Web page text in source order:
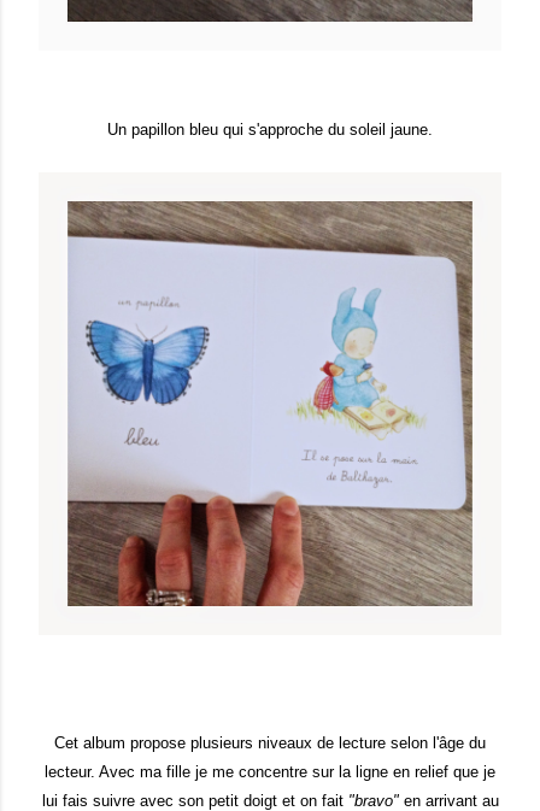
Un papillon bleu qui s'approche du soleil jaune.
Cet album propose plusieurs niveaux de lecture selon l'âge du
lecteur. Avec ma fille je me concentre sur la ligne en relief que je
lui fais suivre avec son petit doigt et on fait "bravo"en arrivant au